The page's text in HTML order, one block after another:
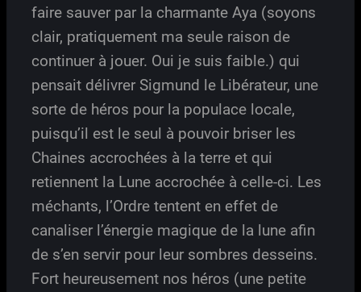
faire sauver par la charmante Aya (soyons
clair, pratiquement ma seule raison de
continuer à jouer. Oui je suis faible.) qui
pensait délivrer Sigmund le Libérateur, une
sorte de héros pour la populace locale,
puisqu’il est le seul à pouvoir briser les
Chaines accrochées à la terre et qui
retiennent la Lune accrochée à celle-ci. Les
méchants, l’Ordre tentent en effet de
canaliser l’énergie magique de la lune afin
de s’en servir pour leur sombres desseins.
Fort heureusement nos héros (une petite